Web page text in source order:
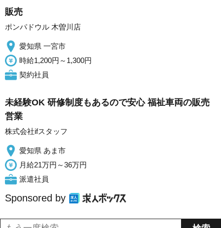
販売
ポンパドウル 木曽川店
愛知県 一宮市
時給1,200円～1,300円
契約社員
未経験OK 研修制度もあるので安心 福祉車両の販売
営業
株式会社ifスタッフ
愛知県 あま市
月給21万円～36万円
派遣社員
Sponsored by